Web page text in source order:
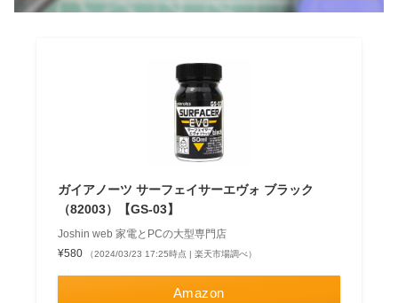
ガイアノーツ サーフェイサーエヴォ ブラック
（82003）【GS-03】
Joshin web 家電とPCの大型専門店
¥580
（2024/03/23 17:25時点 | 楽天市場調べ）
Amazon